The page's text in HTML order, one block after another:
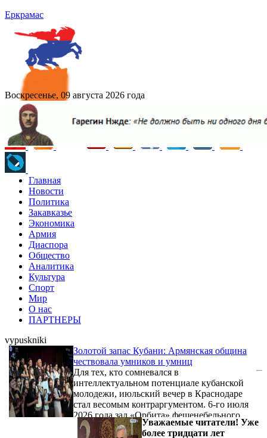
Еркрамас
Воскресенье, 09 августа 2026 года
Главная
Новости
Политика
Закавказье
Экономика
Армия
Диаспора
Общество
Аналитика
Культура
Спорт
Мир
О нас
ПАРТНЕРЫ
vypuskniki
Золотой запас Кубани: Армянская община
чествовала умников и умниц
Для тех, кто сомневался в
интеллектуальном потенциале кубанской
молодежи, июльский вечер в Краснодаре
стал весомым контраргументом. 6-го июля
2026 года зал «Орбита» фешенебельного
отеля Crown Plaza превратился в эпицентр
Уважаемые читатели! Уже
более тридцати лет